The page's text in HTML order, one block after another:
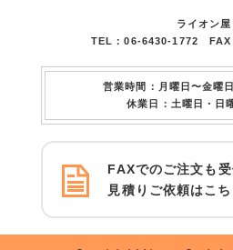
ライオン屋
TEL：06-6430-1772 FAX
営業時間：月曜日〜金曜
休業日：土曜日・日
FAXでのご注文も受
見積りご依頼はこち